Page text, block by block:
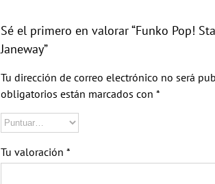
Sé el primero en valorar “Funko Pop!
Janeway”
Tu dirección de correo electrónico no será
obligatorios están marcados con *
Tu valoración *